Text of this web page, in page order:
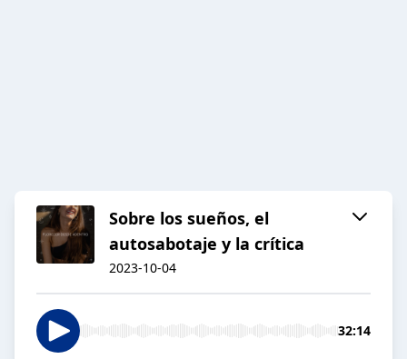
Sobre los sueños, el
autosabotaje y la crítica
2023-10-04
32:14